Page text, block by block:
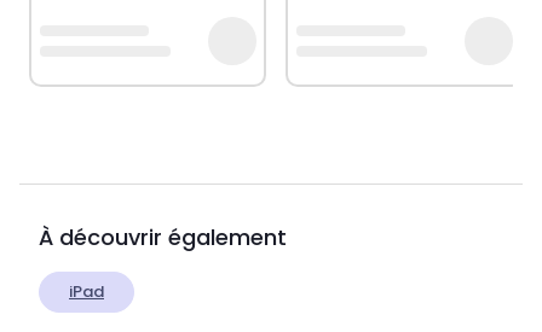
À découvrir également
iPad